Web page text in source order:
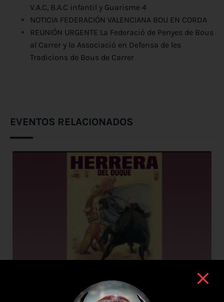
V.A.C, B.A.C infantil y Guarisme 4
NOTICIA FEDERACIÓN VALENCIANA BOU EN CORDA
REUNIÓN URGENTE La Federació de Penyes de Bous
al Carrer y la Associació en Defensa de les
Tradicions de Bous de Carrer
EVENTOS RELACIONADOS